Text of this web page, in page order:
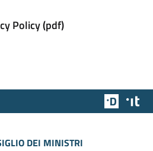
Policy (pdf)
Team
DEI MINISTRI